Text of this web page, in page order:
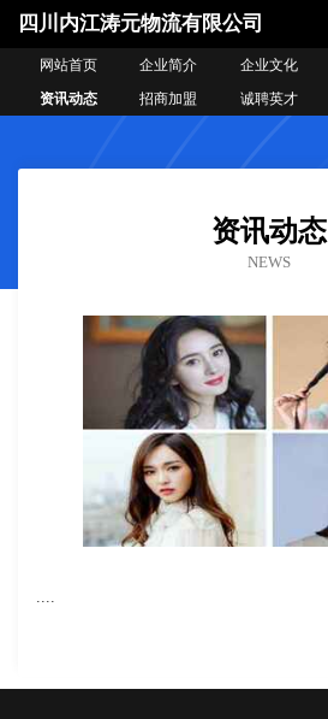
四川内江涛元物流有限公司
网站首页 企业简介 企业文化
资讯动态
招商加盟 诚聘英才
资讯动态
NEWS
....